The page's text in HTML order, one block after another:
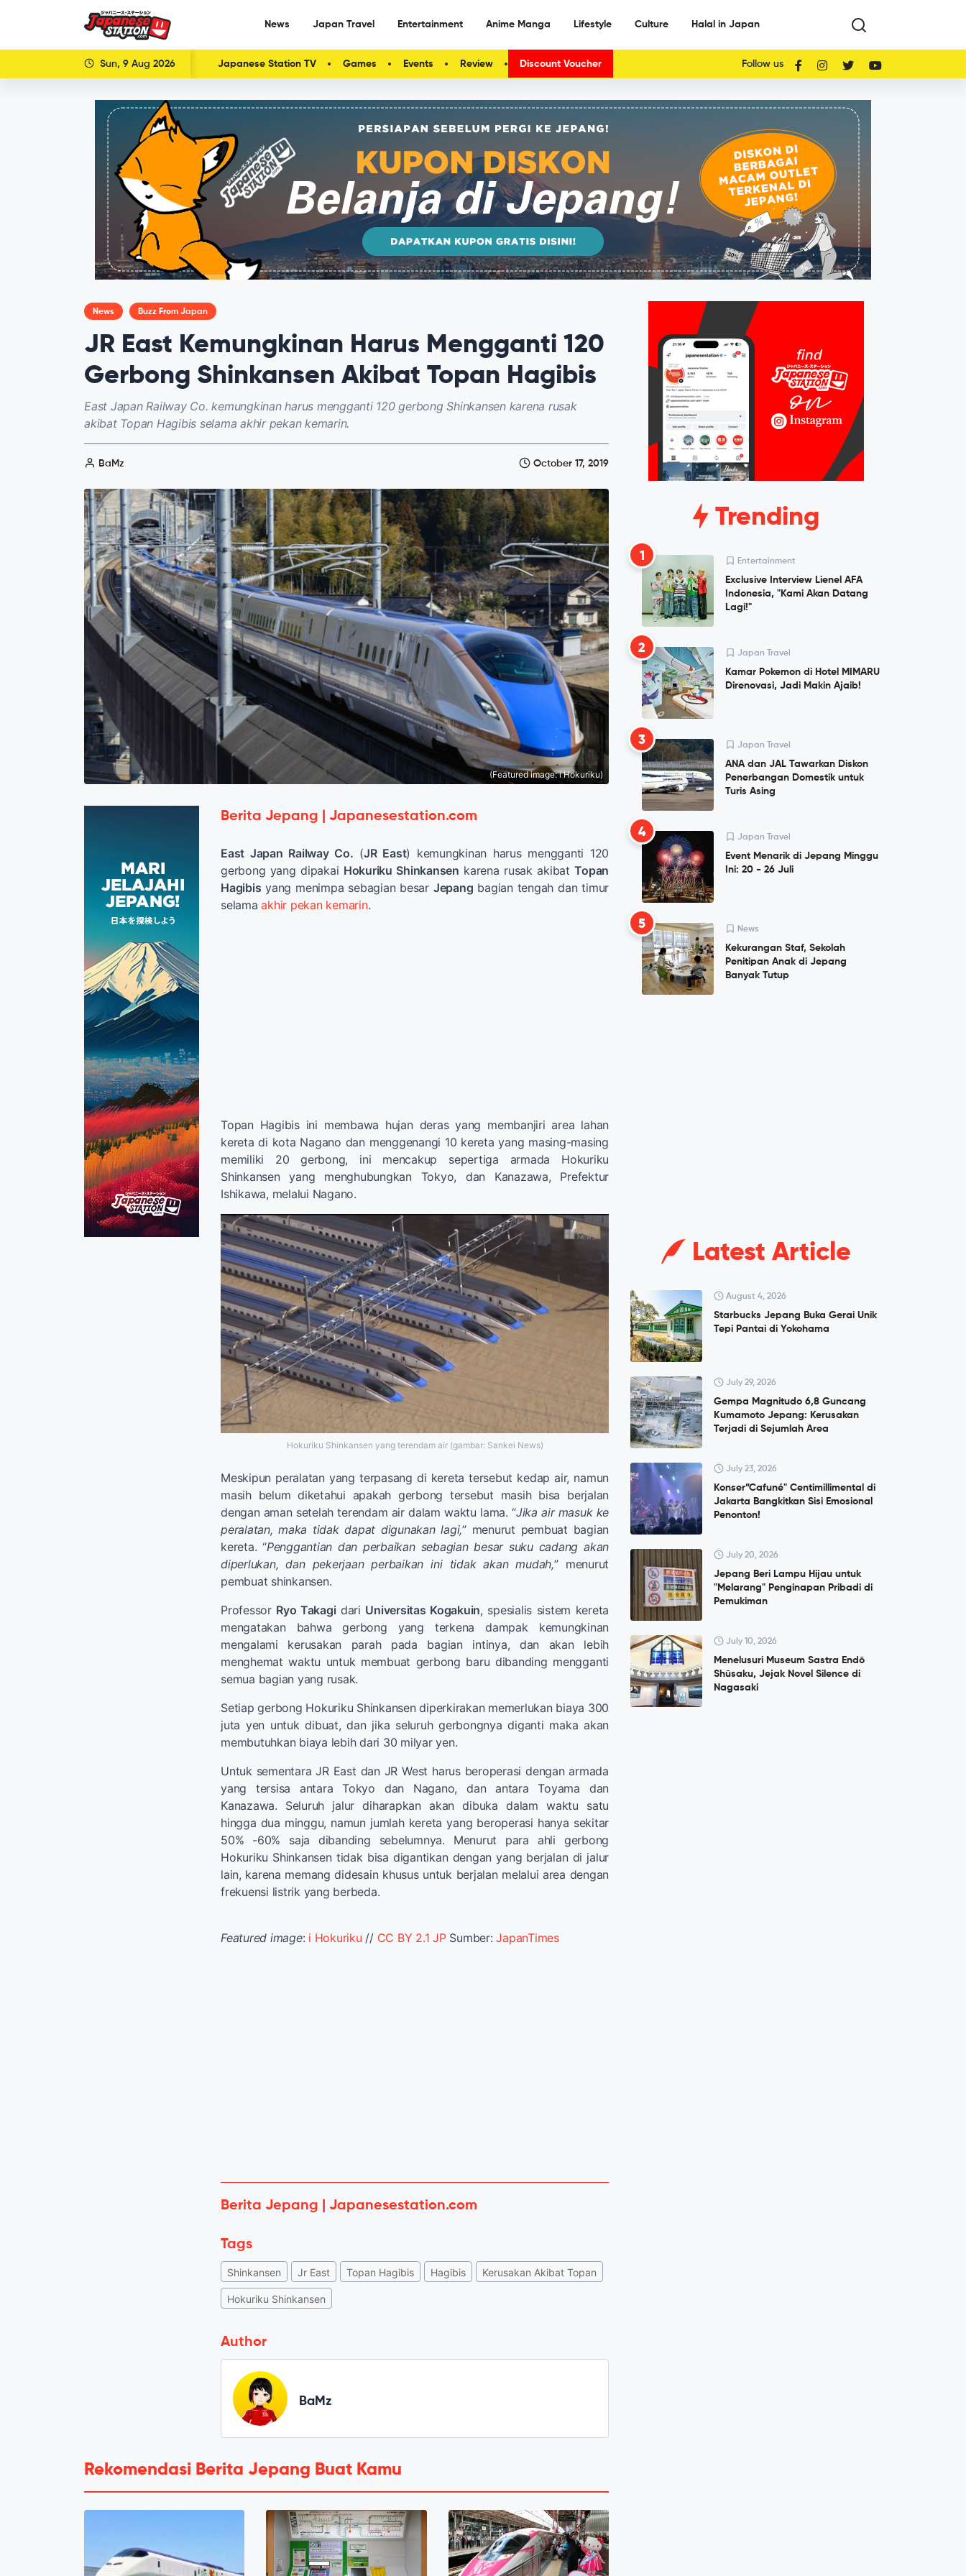
News Japan Travel Entertainment Anime Manga Lifestyle Culture Halal in Japan
Sun, 9 Aug 2026 Japanese Station TV Games Events Review Discount Voucher Follow us
News Buzz From Japan
JR East Kemungkinan Harus Mengganti 120
Gerbong Shinkansen Akibat Topan Hagibis
East Japan Railway Co. kemungkinan harus mengganti 120 gerbong Shinkansen karena rusak
akibat Topan Hagibis selama akhir pekan kemarin.
BaMz October 17, 2019
(Featured image: i Hokuriku)
Berita Jepang | Japanesestation.com
East Japan Railway Co. (JR East) kemungkinan harus mengganti 120
gerbong yang dipakai Hokuriku Shinkansen karena rusak akibatTopan
Hagibis yang menimpa sebagian besar Jepang bagian tengah dan timur
selamaakhir pekan kemarin.
Topan Hagibis ini membawa hujan deras yang membanjiri area lahan
kereta di kota Nagano dan menggenangi 10 kereta yang masing-masing
memiliki 20 gerbong, ini mencakup sepertiga armada Hokuriku
Shinkansen yang menghubungkan Tokyo, dan Kanazawa, Prefektur
Ishikawa, melalui Nagano.
Hokuriku Shinkansen yang terendam air (gambar: Sankei News)
Meskipun peralatan yang terpasang di kereta tersebut kedap air, namun
masih belum diketahui apakah gerbong tersebut masih bisa berjalan
dengan aman setelah terendam air dalam waktu lama. “Jika air masuk ke
peralatan, maka tidak dapat digunakan lagi,” menurut pembuat bagian
kereta. “Penggantian dan perbaikan sebagian besar suku cadang akan
diperlukan, dan pekerjaan perbaikan ini tidak akan mudah,” menurut
pembuat shinkansen.
Professor Ryo Takagi dari Universitas Kogakuin, spesialis sistem kereta
mengatakan bahwa gerbong yang terkena dampak kemungkinan
mengalami kerusakan parah pada bagian intinya, dan akan lebih
menghemat waktu untuk membuat gerbong baru dibanding mengganti
semua bagian yang rusak.
Setiap gerbong Hokuriku Shinkansen diperkirakan memerlukan biaya 300
juta yen untuk dibuat, dan jika seluruh gerbongnya diganti maka akan
membutuhkan biaya lebih dari 30 milyar yen.
Untuk sementara JR East dan JR West harus beroperasi dengan armada
yang tersisa antara Tokyo dan Nagano, dan antara Toyama dan
Kanazawa. Seluruh jalur diharapkan akan dibuka dalam waktu satu
hingga dua minggu, namun jumlah kereta yang beroperasi hanya sekitar
50% -60% saja dibanding sebelumnya. Menurut para ahli gerbong
Hokuriku Shinkansen tidak bisa digantikan dengan yang berjalan di jalur
lain, karena memang didesain khusus untuk berjalan melalui area dengan
frekuensi listrik yang berbeda.
Featured image: i Hokuriku // CC BY 2.1 JPSumber:JapanTimes
Berita Jepang | Japanesestation.com
Tags
Shinkansen Jr East Topan Hagibis Hagibis Kerusakan Akibat Topan
Hokuriku Shinkansen
Author
BaMz
Rekomendasi Berita Jepang Buat Kamu
Trending
1 Entertainment
Exclusive Interview Lienel AFA
Indonesia, "Kami Akan Datang
Lagi!"
2 Japan Travel
Kamar Pokemon di Hotel MIMARU
Direnovasi, Jadi Makin Ajaib!
3 Japan Travel
ANA dan JAL Tawarkan Diskon
Penerbangan Domestik untuk
Turis Asing
4 Japan Travel
Event Menarik di Jepang Minggu
Ini: 20 - 26 Juli
5 News
Kekurangan Staf, Sekolah
Penitipan Anak di Jepang
Banyak Tutup
Latest Article
August 4, 2026
Starbucks Jepang Buka Gerai Unik
Tepi Pantai di Yokohama
July 29, 2026
Gempa Magnitudo 6,8 Guncang
Kumamoto Jepang: Kerusakan
Terjadi di Sejumlah Area
July 23, 2026
Konser”Cafuné" Centimillimental di
Jakarta Bangkitkan Sisi Emosional
Penonton!
July 20, 2026
Jepang Beri Lampu Hijau untuk
"Melarang" Penginapan Pribadi di
Pemukiman
July 10, 2026
Menelusuri Museum Sastra Endō
Shūsaku, Jejak Novel Silence di
Nagasaki